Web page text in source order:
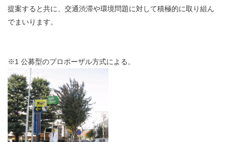
提案すると共に、交通渋滞や環境問題に対して積極的に取り組ん
でまいります。
※1 公募型のプロポーザル方式による。